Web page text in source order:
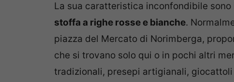
La sua caratteristica inconfondibile sono
stoffa a righe rosse e bianche.
piazza del Mercato di Norimberga,
che si trovano solo qui o in pochi altri
tradizionali, presepi artigianali,